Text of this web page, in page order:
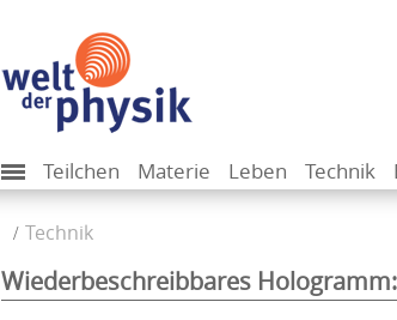
Teilchen Materie Leben Technik
Technik
Wiederbeschreibbares